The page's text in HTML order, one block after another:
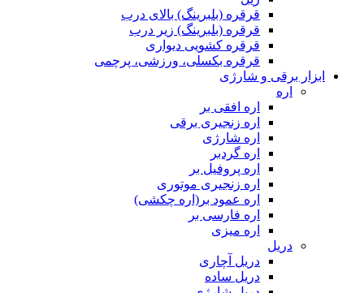
قرقره (بلبرینگ) بالای درب
قرقره (بلبرینگ) زیر درب
قرقره کشویی دیواری
قرقره بکسلی، ورزشی، پرچمی
ابزار برقی و شارژی
اره
اره افقی بر
اره زنجیری برقی
اره شارژی
اره گردبر
اره پروفیل بر
اره زنجیری موتوری
اره عمود بر(اره چکشی)
اره فارسی بر
اره میزی
دریل
دریل آچاری
دریل ساده